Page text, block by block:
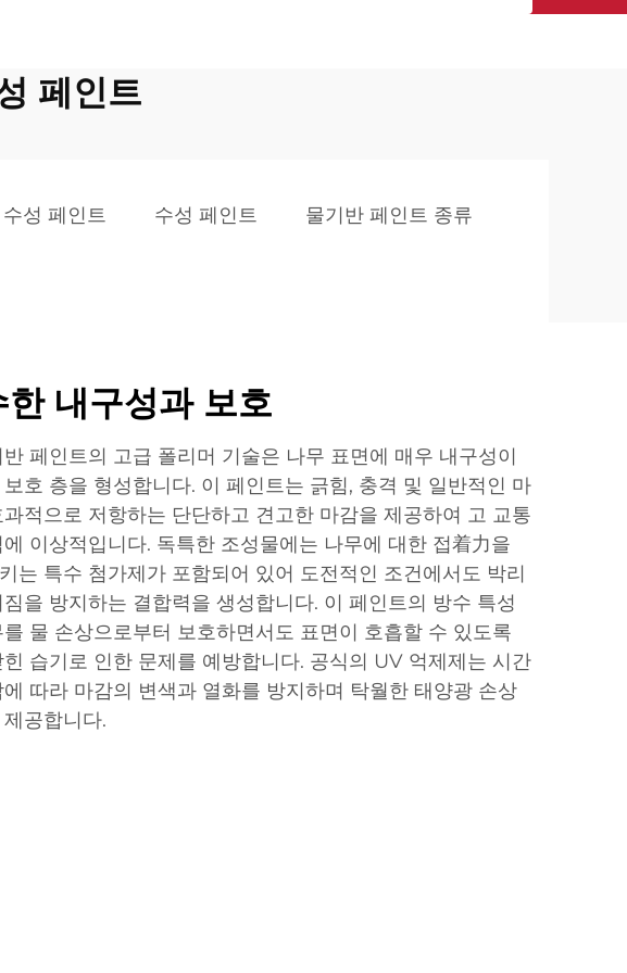
페인트
성 페인트 수성 페인트 물기반 페인트 종류
한 내구성과 보호
페인트의 고급 폴리머 기술은 나무 표면에 매우 내구성이
호 층을 형성합니다. 이 페인트는 긁힘, 충격 및 일반적인 마
적으로 저항하는 단단하고 견고한 마감을 제공하여 고 교통
에 이상적입니다. 독특한 조성물에는 나무에 대한 접着力을
는 특수 첨가제가 포함되어 있어 도전적인 조건에서도 박리
을 방지하는 결합력을 생성합니다. 이 페인트의 방수 특성
물 손상으로부터 보호하면서도 표면이 호흡할 수 있도록
습기로 인한 문제를 예방합니다. 공식의 UV 억제제는 시간
에 따라 마감의 변색과 열화를 방지하며 탁월한 태양광 손상
공합니다.